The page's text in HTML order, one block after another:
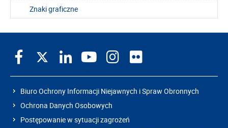
Znaki graficzne
Biuro Ochrony Informacji Niejawnych i Spraw Obronnych
Ochrona Danych Osobowych
Postępowanie w sytuacji zagrożeń